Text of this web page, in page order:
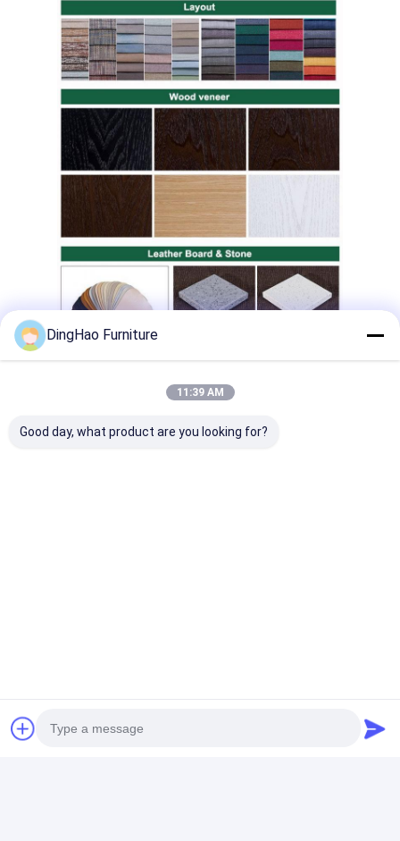
ডিজাইন করা আমাদের সমস্ত-বেষ্টিত কাস্টম প্রকল্প আসবাবপত্র
DingHao Furniture
11:39 AM
Good day, what product are you looking for?